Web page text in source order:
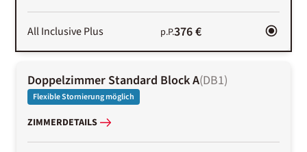
All Inclusive Plus p.P.376 €
Doppelzimmer Standard Block A(DB1)
Flexible Stornierung möglich
ZIMMERDETAILS